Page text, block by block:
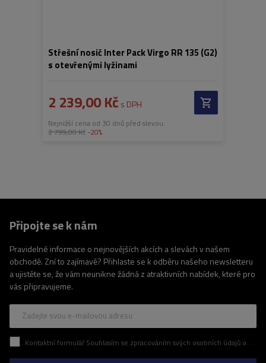
Střešní nosič Inter Pack Virgo RR 135 (G2)
s otevřenými lyžinami
2 239,00 Kč s DPH
Nejnižší cena od 30 dnů před slevou:
2 799,00 Kč -20%
Připojte se k nám
Pravidelné informace o nejnovějších akcích a slevách v našem
obchodě. Zní to zajímavě? Přihlaste se k odběru našeho newsletteru
a ujistěte se, že vám neunikne žádná z atraktivních nabídek, které pro
vás připravujeme.
Zadejte svou e-mailovou adresu
Kontaktní formulář Souhlasím se zpracováním svých osobních údajů obsažených v kontaktním formuláři v souladu s nařízením Evropského parlamentu a Rady (EU)